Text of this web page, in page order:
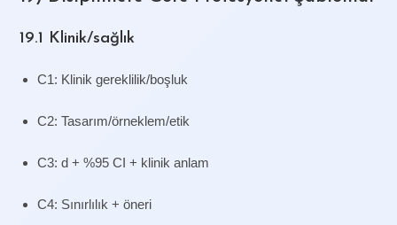
19.1 Klinik/sağlık
C1: Klinik gereklilik/boşluk
C2: Tasarım/örneklem/etik
C3: d + %95 CI + klinik anlam
C4: Sınırlılık + öneri